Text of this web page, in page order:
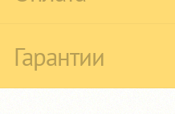
Гарантии